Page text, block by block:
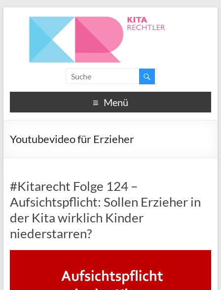
Menü
Youtubevideo für Erzieher
#Kitarecht Folge 124 –
Aufsichtspflicht: Sollen Erzieher in
der Kita wirklich Kinder
niederstarren?